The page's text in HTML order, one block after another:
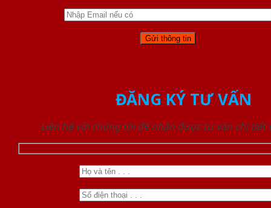
ĐĂNG KÝ TƯ VẤN
Liên hệ với chúng tôi để nhận được tư vấn chi tiết